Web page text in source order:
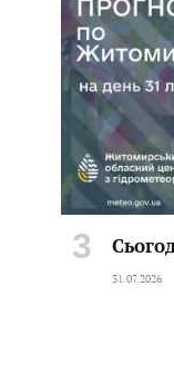
31.07.2026